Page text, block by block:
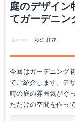
庭のデザイン
てガーデニン
秋江 桂花
今回はガーデニング
てご紹介します。デ
時の庭の雰囲気がぐ
ただけの空間を作っ